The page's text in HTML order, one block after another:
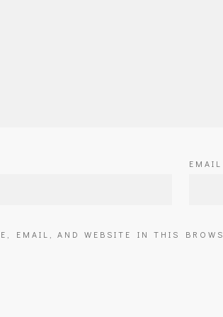
EMAIL
EMAIL, AND WEBSITE IN THIS